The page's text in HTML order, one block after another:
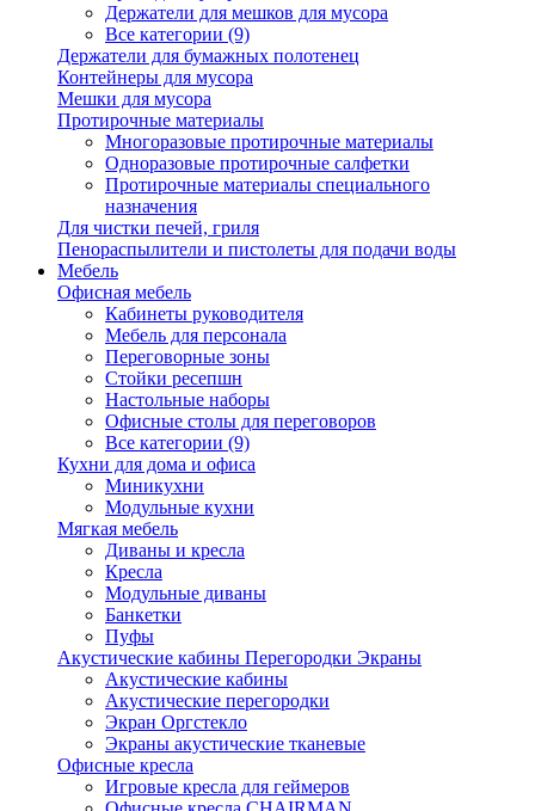
Держатели для мешков для мусора
Все категории (9)
Держатели для бумажных полотенец
Контейнеры для мусора
Мешки для мусора
Протирочные материалы
Многоразовые протирочные материалы
Одноразовые протирочные салфетки
Протирочные материалы специального
назначения
Для чистки печей, гриля
Пенораспылители и пистолеты для подачи воды
Мебель
Офисная мебель
Кабинеты руководителя
Мебель для персонала
Переговорные зоны
Стойки ресепшн
Настольные наборы
Офисные столы для переговоров
Все категории (9)
Кухни для дома и офиса
Миникухни
Модульные кухни
Мягкая мебель
Диваны и кресла
Кресла
Модульные диваны
Банкетки
Пуфы
Акустические кабины Перегородки Экраны
Акустические кабины
Акустические перегородки
Экран Оргстекло
Экраны акустические тканевые
Офисные кресла
Игровые кресла для геймеров